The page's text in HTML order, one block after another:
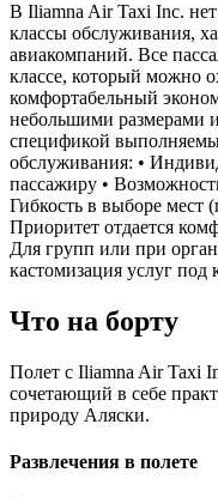
В Iliamna Air Taxi Inc.
классы обслуживания,
авиакомпаний. Все
классе, который можно
комфортабельный
небольшими размерами
спецификой
обслуживания: •
пассажиру •
Гибкость в выборе мест
Приоритет отдается
Для групп или при
кастомизация услуг под
Что на борту
Полет с Iliamna Air Taxi
сочетающий в себе
природу Аляски.
Развлечения в полете